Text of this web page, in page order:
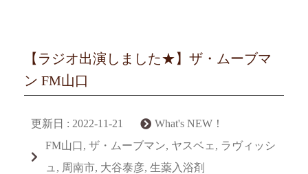
【ラジオ出演しました★】ザ・ムーブマ
ン FM山口
更新日 : 2022-11-21
What's NEW！
FM山口, ザ・ムーブマン, ヤスベェ , ラヴィッシ
ュ , 周南市, 大谷泰彦, 生薬入浴剤